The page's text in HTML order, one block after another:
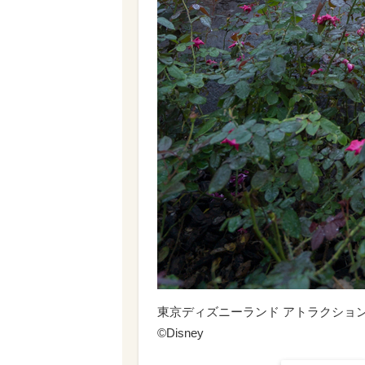
東京ディズニーランド アトラクショ
©︎Disney